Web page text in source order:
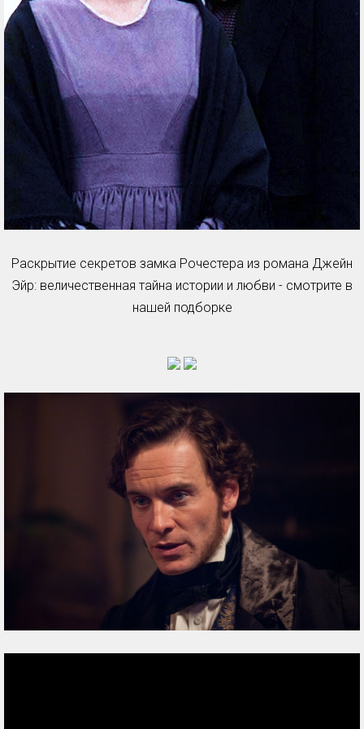
Раскрытие секретов замка Рочестера из романа Джейн
Эйр: величественная тайна истории и любви - смотрите в
нашей подборке